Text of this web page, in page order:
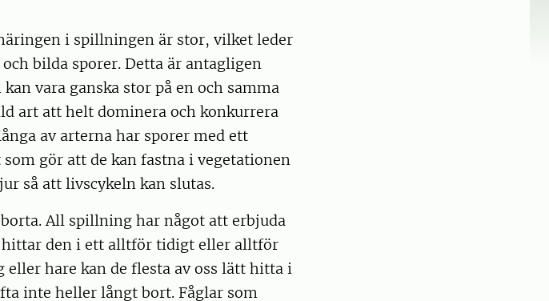
i spillningen är stor, vilket leder
bilda sporer. Detta är antagligen
vara ganska stor på en och samma
art att helt dominera och konkurrera
av arterna har sporer med ett
gör att de kan fastna i vegetationen
så att livscykeln kan slutas.
All spillning har något att erbjuda
hittar den i ett alltför tidigt eller alltför
hare kan de flesta av oss lätt hitta i
inte heller långt bort. Fåglar som